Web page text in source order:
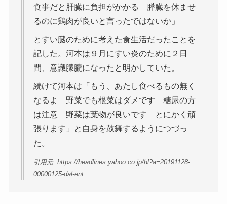
食事だと肝臓に負担がかかる 膵臓を休ませ
るのに鶏肉が良いと言ったではないか」
とすい臓のために考えた食生活だったことを
記した。河本は９月にすい炎のために２日
間、意識朦朧になったと明かしていた。
続けて河本は「もう、あたし食べるもの無く
なるよ 野菜でも根菜はダメです 糖尿の方
は注意 野菜は葉物が良いです とにかく頑
張ります」と自身を鼓舞するようにつづっ
た。
引用元: https://headlines.yahoo.co.jp/hl?a=20191128-
00000125-dal-ent